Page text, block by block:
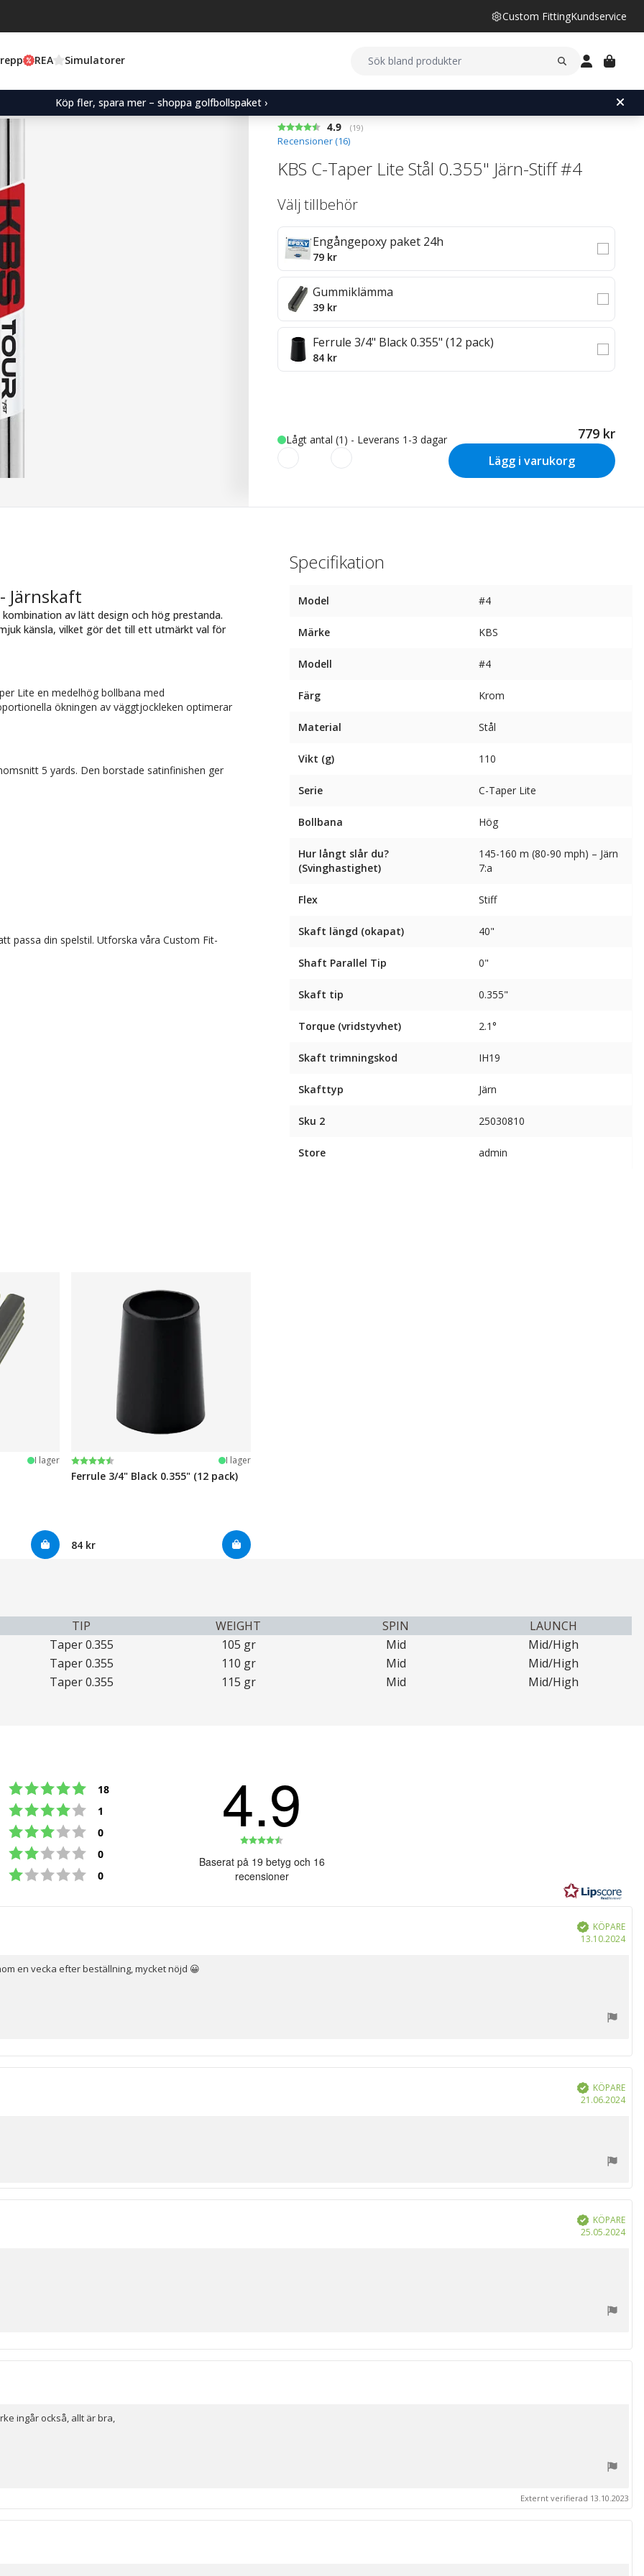
Custom FittingKundservice
REA Simulatorer
Köp fler, spara mer – shoppa golfbollspaket ›
Snittbetyg:
4.9 (röster:
19)
Recensioner (16)
KBS C-Taper Lite Stål 0.355" Järn-Stiff #4
Välj tillbehör
Engångepoxy paket 24h
79 kr
Gummiklämma
39 kr
Ferrule 3/4" Black 0.355" (12 pack)
84 kr
Lågt antal (1) - Leverans 1-3 dagar 779 kr
Lägg i varukorg
Järnskaft
av lätt design och hög prestanda.
känsla, vilket gör det till ett utmärkt val för
Lite en medelhög bollbana med
ökningen av väggtjockleken optimerar
5 yards. Den borstade satinfinishen ger
passa din spelstil. Utforska våra Custom Fit-
Specifikation
Model #4
Märke KBS
Modell #4
Färg Krom
Material Stål
Vikt (g) 110
Serie C-Taper Lite
Bollbana Hög
Hur långt slår du?
(Svinghastighet)
145-160 m (80-90 mph) – Järn
7:a
Flex Stiff
Skaft längd (okapat) 40"
Shaft Parallel Tip 0"
Skaft tip 0.355"
Torque (vridstyvhet) 2.1°
Skaft trimningskod IH19
Skafttyp Järn
Sku 2 25030810
Store admin
I lager Betyg:
4.7 utav 5 stjärnor I lager
Ferrule 3/4" Black 0.355" (12 pack)
84 kr
TIP WEIGHT SPIN
LAUNCH
Taper 0.355 105 gr Mid
Mid/High
Taper 0.355 110 gr Mid
Mid/High
Taper 0.355 115 gr Mid Mid/High
Betyg: 5 utav 5 stjärnor
18
Betyg: 4 utav 5 stjärnor
1
Betyg: 3 utav 5 stjärnor
0
Betyg: 2 utav 5 stjärnor
0
Betyg: 1 utav 5 stjärnor
0
4.9
4.9
utav
stjärnor
Baserat på 19 betyg och 16
recensioner
Bekräftad
KÖPARE
13.10.2024
en vecka efter beställning, mycket nöjd 😀
Bekräftad
KÖPARE
21.06.2024
Bekräftad
KÖPARE
25.05.2024
ingår också, allt är bra,
Externt verifierad 13.10.2023